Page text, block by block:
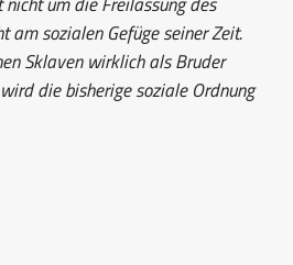
am sozialen Gefüge seiner Zeit.
Sklaven wirklich als Bruder
die bisherige soziale Ordnung